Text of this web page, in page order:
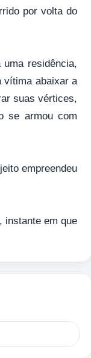
por volta do
residência,
vítima abaixar a
suas vértices,
se armou com
empreendeu
instante em que